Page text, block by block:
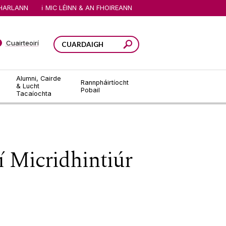
Alumni, Cairde
& Lucht
Tacaíochta
Rannpháirtíocht
Pobail
Cuairteoirí
MIC LÉINN & AN FHOIREANN
Micridhintiúr